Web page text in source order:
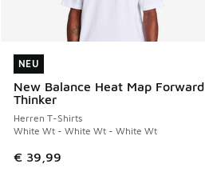
NEU
New Balance Heat Map Forward
Thinker
Herren T-Shirts
White Wt - White Wt - White Wt
€ 39,99
NEU